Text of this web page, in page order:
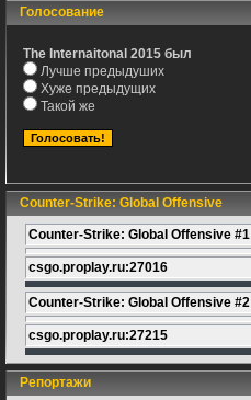
Голосование
The Internaitonal 2015 был
Лучше предыдуших
Хуже предыдущих
Такой же
Counter-Strike: Global Offensive
Counter-Strike: Global Offensive #1
csgo.proplay.ru:27016
Counter-Strike: Global Offensive #2
csgo.proplay.ru:27215
Репортажи